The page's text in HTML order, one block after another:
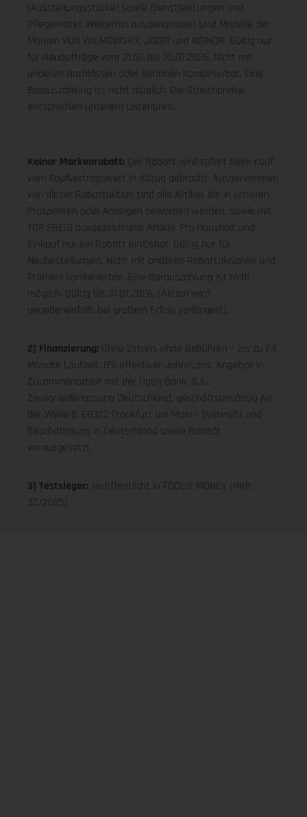
(Ausstellungsstücke) sowie Dienstleistungen und
Pflegemittel. Weiterhin ausgenommen sind Modelle der
Marken VON WILMOWSKY, JOOP! und KOINOR. Gültig nur
für Neuaufträge vom 01.07. bis 30.07.2026. Nicht mit
anderen Nachlässen oder Aktionen kombinierbar. Eine
Barauszahlung ist nicht möglich. Die Streichpreise
entsprechen unserem Listenpreis.
Koinor Markenrabatt: Der Rabatt wird sofort beim Kauf
vom Kaufvertragswert in Abzug gebracht. Ausgenommen
von dieser Rabattaktion sind alle Artikel, die in unseren
Prospekten oder Anzeigen beworben werden, sowie mit
TOP PREIS ausgezeichnete Artikel. Pro Haushalt und
Einkauf nur ein Rabatt einlösbar. Gültig nur für
Neubestellungen. Nicht mit anderen Rabattaktionen und
Prämien kombinierbar. Eine Barauszahlung ist nicht
möglich. Gültig bis 31.07.2026. (Aktion wird
gegebenenfalls bei großem Erfolg verlängert).
2) Finanzierung: Ohne Zinsen, ohne Gebühren – bis zu 24
Monate Laufzeit, 0% effektiver Jahreszins. Angebot in
Zusammenarbeit mit der Open Bank, S.A.,
Zweigniederlassung Deutschland, geschäftsansässig An
der Welle 5, 60322 Frankfurt am Main – Wohnsitz und
Beschäftigung in Deutschland sowie Bonität
vorausgesetzt
3) Testsieger: veröffentlicht in FOCUS-MONEY (Heft
32/2025)